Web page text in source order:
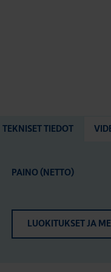
TEKNISET TIEDOT
PAINO (NETTO)
LUOKITUKSET JA